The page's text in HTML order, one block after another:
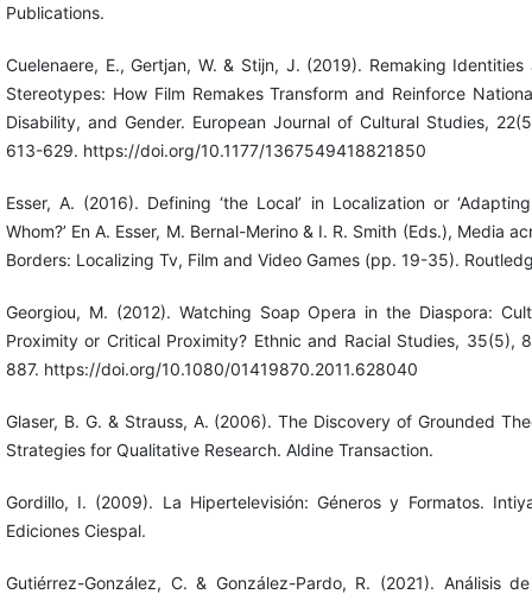
Publications.
Cuelenaere, E., Gertjan, W. & Stijn, J. (2019). Remaking Identities
Stereotypes: How Film Remakes Transform and Reinforce
Disability, and Gender. European Journal of Cultural Studies,
613-629. https://doi.org/10.1177/1367549418821850
Esser, A. (2016). Defining ‘the Local’ in Localization or
Whom?’ En A. Esser, M. Bernal-Merino & I. R. Smith (Eds.), Media
Borders: Localizing Tv, Film and Video Games (pp. 19-35).
Georgiou, M. (2012). Watching Soap Opera in the Diaspora:
Proximity or Critical Proximity? Ethnic and Racial Studies, 35(5),
887. https://doi.org/10.1080/01419870.2011.628040
Glaser, B. G. & Strauss, A. (2006). The Discovery of Grounded
Strategies for Qualitative Research. Aldine Transaction.
Gordillo, I. (2009). La Hipertelevisión: Géneros y Formatos.
Ediciones Ciespal.
Gutiérrez-González, C. & González-Pardo, R. (2021). Análisis